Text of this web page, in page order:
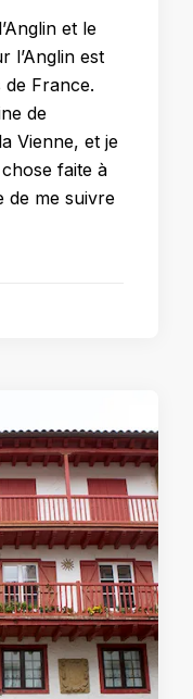
et le
l’Anglin est
de France.
de
Vienne, et je
chose faite à
de me suivre